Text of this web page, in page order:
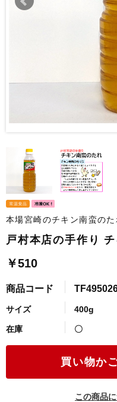
戸村本店の手作り
本場宮崎のチキン南蛮のた
￥510
商品コード
サイズ 400g
在庫 〇
この商品